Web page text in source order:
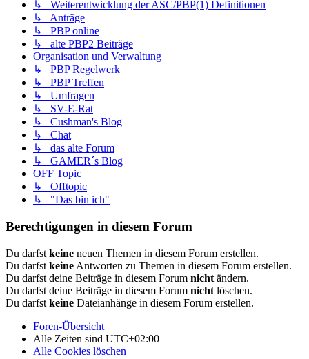
↳ Weiterentwicklung der ASC/PBP(1) Definitionen
↳ Anträge
↳ PBP online
↳ alte PBP2 Beiträge
Organisation und Verwaltung
↳ PBP Regelwerk
↳ PBP Treffen
↳ Umfragen
↳ SV-E-Rat
↳ Cushman's Blog
↳ Chat
↳ das alte Forum
↳ GAMER´s Blog
OFF Topic
↳ Offtopic
↳ "Das bin ich"
Berechtigungen in diesem Forum
Du darfst keine neuen Themen in diesem Forum erstellen.
Du darfst keine Antworten zu Themen in diesem Forum erstellen.
Du darfst deine Beiträge in diesem Forum nicht ändern.
Du darfst deine Beiträge in diesem Forum nicht löschen.
Du darfst keine Dateianhänge in diesem Forum erstellen.
Foren-Übersicht
Alle Zeiten sind UTC+02:00
Alle Cookies löschen